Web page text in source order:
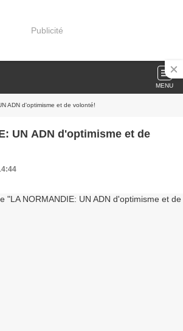
Publicité
MENU
ADN d'optimisme et de volonté!
UN ADN d'optimisme et de